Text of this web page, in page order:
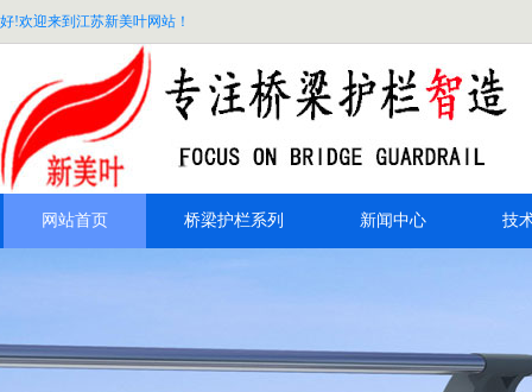
好!欢迎来到江苏新美叶网站！
网站首页 桥梁护栏系列 新闻中心 技